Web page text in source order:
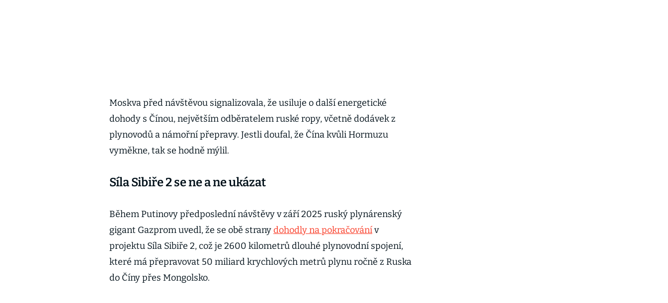
Moskva před návštěvou signalizovala, že usiluje o další energetické
dohody s Čínou, největším odběratelem ruské ropy, včetně dodávek z
plynovodů a námořní přepravy. Jestli doufal, že Čína kvůli Hormuzu
vyměkne, tak se hodně mýlil.
Síla Sibiře 2 se ne a ne ukázat
Během Putinovy předposlední návštěvy v září 2025 ruský plynárenský
gigant Gazprom uvedl, že se obě stranydohodly na pokračovánív
projektu Síla Sibiře 2, což je 2600 kilometrů dlouhé plynovodní spojení,
které má přepravovat 50 miliard krychlových metrů plynu ročně z Ruska
do Číny přes Mongolsko.